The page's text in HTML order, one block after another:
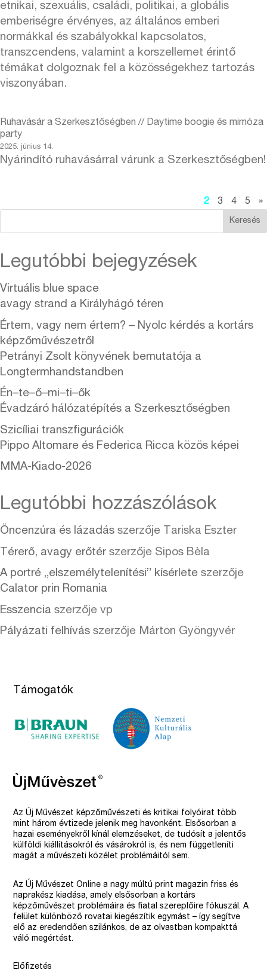
etnikai, szexuális, családi, politikai, a globális
emberiségre érvényes, az általános emberi
normákkal és szabályokkal kapcsolatos,
transzcendens, valamint a korszellemet érintő
témákat dolgoznak fel a közösségekhez tartozás
viszonyában.
Ruhavásár a Szerkesztőségben // Daytime boogie és mimóza
party
2025. június 14.
Nyárindító ruhavásárral várunk a Szerkesztőségben!
2 3 4 5 »
Keresés
Legutóbbi bejegyzések
Virtuális blue space
avagy strand a Királyhágó téren
Értem, vagy nem értem? – Nyolc kérdés a kortárs
képzőművészetről
Petrányi Zsolt könyvének bemutatója a
Longtermhandstandben
Én–te–ő–mi–ti–ők
Évadzáró hálózatépítés a Szerkesztőségben
Szicíliai transzfigurációk
Pippo Altomare és Federica Ricca közös képei
MMA-Kiado-2026
Legutóbbi hozzászólások
Öncenzúra és lázadás szerzője Tariska Eszter
Térerő, avagy erőtér szerzője Sipos Bèla
A portré „elszemélytelenítési” kísérlete szerzője
Calator prin Romania
Esszencia szerzője vp
Pályázati felhívás szerzője Márton Gyöngyvér
Támogatók
Az Új Művészet képzőművészeti és kritikai folyóirat több
mint három évtizede jelenik meg havonként. Elsősorban a
hazai eseményekről kínál elemzéseket, de tudósít a jelentős
külföldi kiállításokról és vásárokról is, és nem függetleníti
magát a művészeti közélet problémáitól sem.
Az Új Művészet Online a nagy múltú print magazin friss és
naprakész kiadása, amely elsősorban a kortárs
képzőművészet problémáira és fiatal szereplőire fókuszál. A
felület különböző rovatai kiegészítik egymást – így segítve
elő az eredendően szilánkos, de az olvastban kompakttá
váló megértést.
Előfizetés